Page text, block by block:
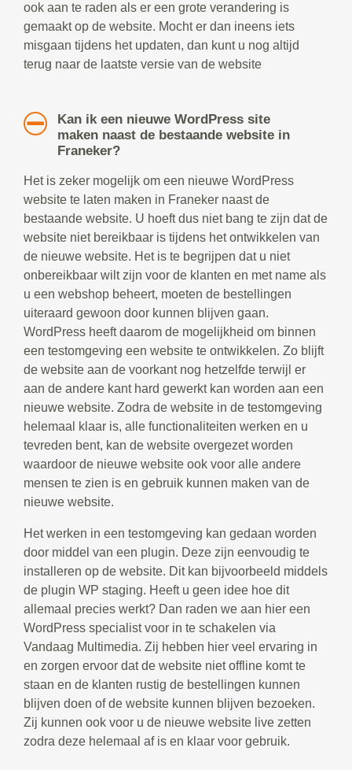
ook aan te raden als er een grote verandering is
gemaakt op de website. Mocht er dan ineens iets
misgaan tijdens het updaten, dan kunt u nog altijd
terug naar de laatste versie van de website
Kan ik een nieuwe WordPress site
maken naast de bestaande website in
Franeker?
Het is zeker mogelijk om een nieuwe WordPress
website te laten maken in Franeker naast de
bestaande website. U hoeft dus niet bang te zijn dat de
website niet bereikbaar is tijdens het ontwikkelen van
de nieuwe website. Het is te begrijpen dat u niet
onbereikbaar wilt zijn voor de klanten en met name als
u een webshop beheert, moeten de bestellingen
uiteraard gewoon door kunnen blijven gaan.
WordPress heeft daarom de mogelijkheid om binnen
een testomgeving een website te ontwikkelen. Zo blijft
de website aan de voorkant nog hetzelfde terwijl er
aan de andere kant hard gewerkt kan worden aan een
nieuwe website. Zodra de website in de testomgeving
helemaal klaar is, alle functionaliteiten werken en u
tevreden bent, kan de website overgezet worden
waardoor de nieuwe website ook voor alle andere
mensen te zien is en gebruik kunnen maken van de
nieuwe website.
Het werken in een testomgeving kan gedaan worden
door middel van een plugin. Deze zijn eenvoudig te
installeren op de website. Dit kan bijvoorbeeld middels
de plugin WP staging. Heeft u geen idee hoe dit
allemaal precies werkt? Dan raden we aan hier een
WordPress specialist voor in te schakelen via
Vandaag Multimedia. Zij hebben hier veel ervaring in
en zorgen ervoor dat de website niet offline komt te
staan en de klanten rustig de bestellingen kunnen
blijven doen of de website kunnen blijven bezoeken.
Zij kunnen ook voor u de nieuwe website live zetten
zodra deze helemaal af is en klaar voor gebruik.